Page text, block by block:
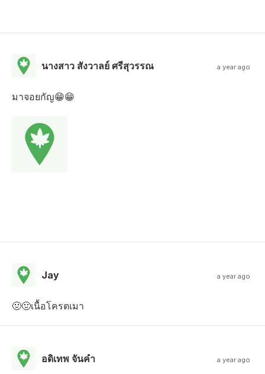
นางสาว สังวาลย์ ศรีสุวรรณ a year ago
มาจอยกัญ😁😁
Jay a year ago
🤢🤢เนื้อโครตเมา
อดิเทพ จันคํา a year ago